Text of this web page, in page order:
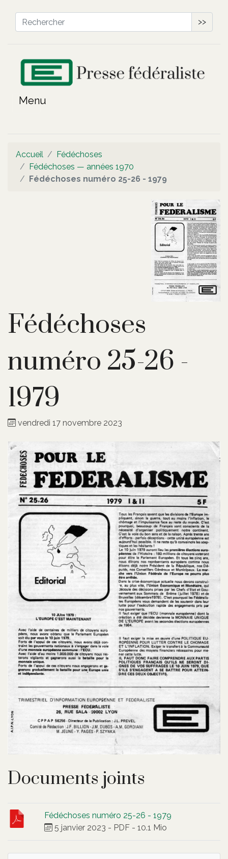
>>
Accueil
Fédéchoses
Fédéchoses — années 1970
Fédéchoses numéro 25-26 - 1979
Fédéchoses
numéro 25-26 -
1979
vendredi 17 novembre 2023
Documents joints
Fédéchoses numéro 25-26 - 1979
5 janvier 2023 - PDF - 10.1 Mio